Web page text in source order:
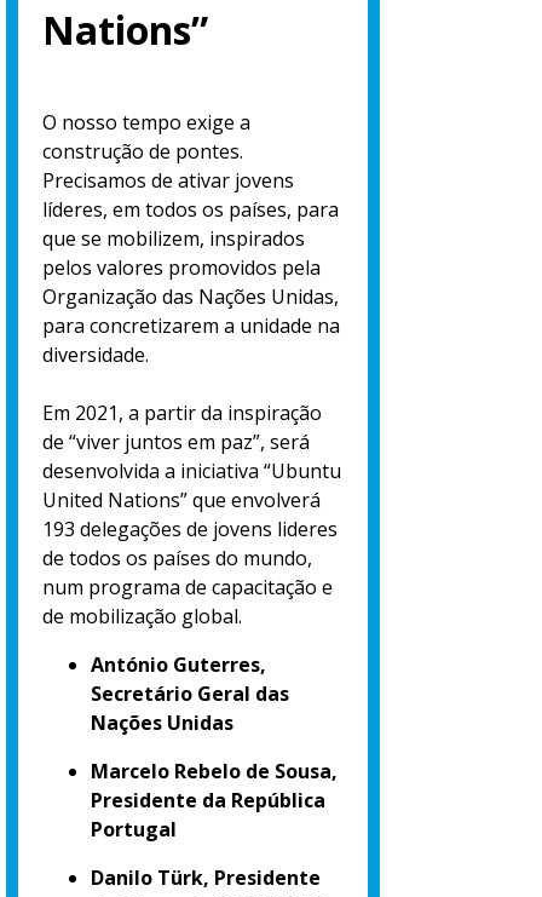
Nations”
O nosso tempo exige a
construção de pontes.
Precisamos de ativar jovens
líderes, em todos os países, para
que se mobilizem, inspirados
pelos valores promovidos pela
Organização das Nações Unidas,
para concretizarem a unidade na
diversidade.
Em 2021, a partir da inspiração
de “viver juntos em paz”, será
desenvolvida a iniciativa “Ubuntu
United Nations” que envolverá
193 delegações de jovens lideres
de todos os países do mundo,
num programa de capacitação e
de mobilização global.
António Guterres,
Secretário Geral das
Nações Unidas
Marcelo Rebelo de Sousa,
Presidente da República
Portugal
Danilo Türk, Presidente